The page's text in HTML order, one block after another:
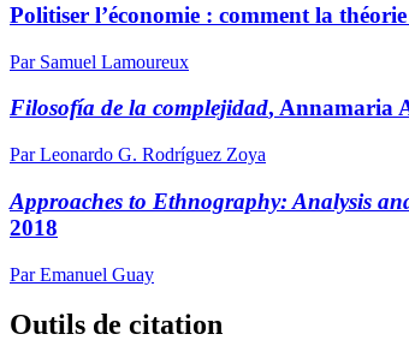
Politiser l’économie : comment la
Par Samuel Lamoureux
Filosofía de la complejidad, Annamaria
Par Leonardo G. Rodríguez Zoya
Approaches to Ethnography: Analysis
2018
Par Emanuel Guay
Outils de citation